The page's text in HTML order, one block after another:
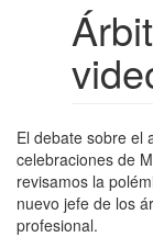
El debate sobre el
celebraciones de
revisamos la
nuevo jefe de los
profesional.